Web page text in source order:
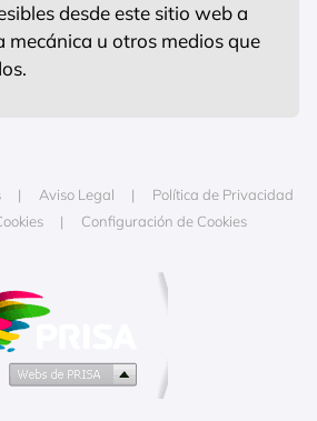
desde este sitio web a
mecánica u otros medios que
Aviso Legal
Política de Privacidad
Configuración de Cookies